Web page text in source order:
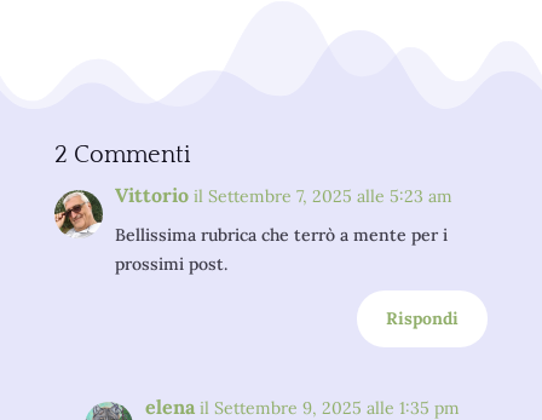
2 Commenti
Vittorio il Settembre 7, 2025 alle 5:23 am
Bellissima rubrica che terrò a mente per i
prossimi post.
Rispondi
elena il Settembre 9, 2025 alle 1:35 pm